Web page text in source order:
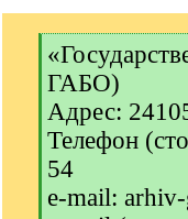
[
]ГАБО)
Адрес:
Телефон
54
e-mail: